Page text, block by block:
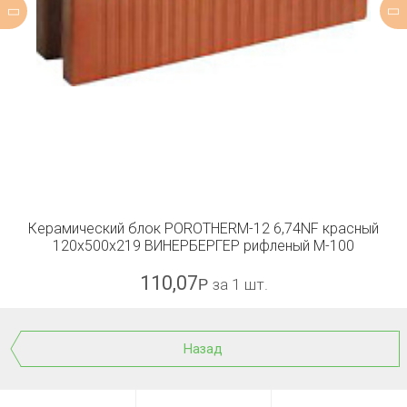
Керамический блок POROTHERM-12 6,74NF красный
120x500x219 ВИНЕРБЕРГЕР рифленый М-100
110,07Р за 1 шт.
Назад